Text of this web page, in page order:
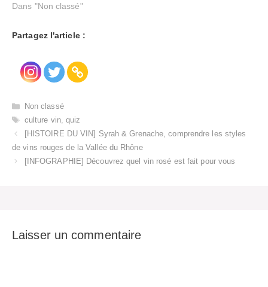
Dans "Non classé"
Partagez l'article :
Catégories
Non classé
Étiquettes
culture vin,quiz
[HISTOIRE DU VIN] Syrah & Grenache, comprendre les styles
de vins rouges de la Vallée du Rhône
[INFOGRAPHIE] Découvrez quel vin rosé est fait pour vous
Laisser un commentaire